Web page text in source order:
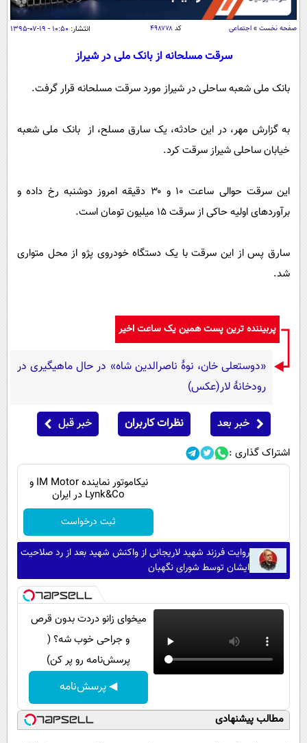
اقتصاد
اقتصادی
جامعه
سلامت
یک برش دانایی
بین الملل
فرهنگ و هنر
علم و دانش
علمی
اخبار کریپتو
گوناگون
سرگرمی
فیلم
سرگرمی
گوناگون
محیط زیست
فرهنگی
حیات وحش
سیاست خارجی
خواندنی ها و دیدنی ها
آشپزی
آموزش زبان
صفحه نخست » اجتماعی کد۴۹۸۷۷۸ انتشار: ۱۰:۵۰ - ۱۹-۰۷-۱۳۹۵
سرقت مسلحانه از بانک ملی در شیراز
بانک ملی شعبه ساحلی در شیراز مورد سرقت مسلحانه قرار گرفت.
به گزارش مهر، در این حادثه، یک سارق مسلح، از بانک ملی شعبه
خیابان ساحلی شیراز سرقت کرد.
این سرقت حوالی ساعت ۱۰ و ۳۰ دقیقه امروز دوشنبه رخ داده و
برآوردهای اولیه حاکی از سرقت ۱۵ میلیون تومان است.
سارق پس از این سرقت با یک دستگاه خودروی پژو از محل متواری
شد.
پربیننده ترین پست همین یک ساعت اخیر
«دوستعلی خان، نوۀ ناصرالدین شاه» در حال ماهیگیری در
رودخانۀ لار(عکس)
خبر بعد نظرات کاربران خبر قبل
اشتراک گذاری :
نیکاموتور نماینده IM Motor و
Lynk&Co در ایران
ثبت درخواست
روایت فرزند شهید لاریجانی از واکنش شهید بعد از رد صلاحیت
ایشان توسط شورای نگهبان
میخوای زانو دردت بدون قرص
و جراحی خوب شه؟ (
پرسش‌نامه رو پر کن)
◀ پرسش‌نامه
مطالب پیشنهادی